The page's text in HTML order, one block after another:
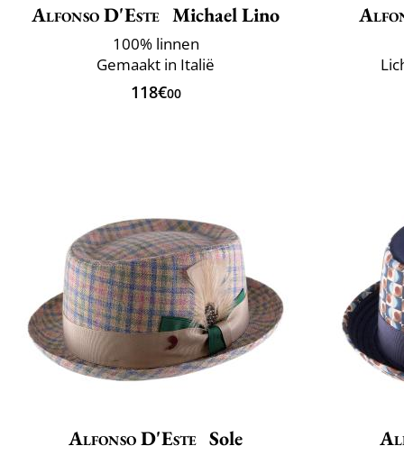
Alfonso D'Este Michael Lino
100% linnen
Gemaakt in Italië
118€00
Alfonso D'Este Sole